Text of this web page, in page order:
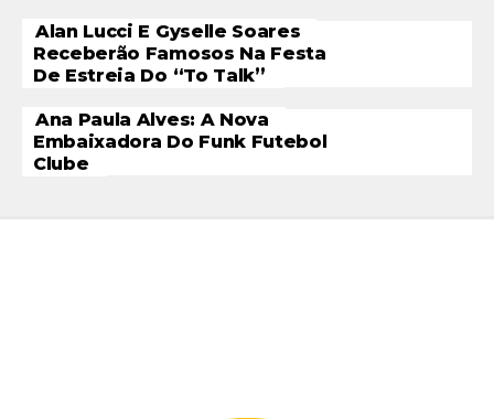
Alan Lucci E Gyselle Soares
Receberão Famosos Na Festa
De Estreia Do “To Talk”
Ana Paula Alves: A Nova
Embaixadora Do Funk Futebol
Clube